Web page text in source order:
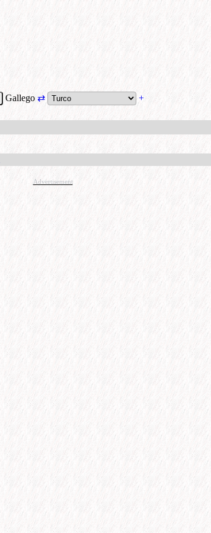
Gallego ⇄ +
Advertisement